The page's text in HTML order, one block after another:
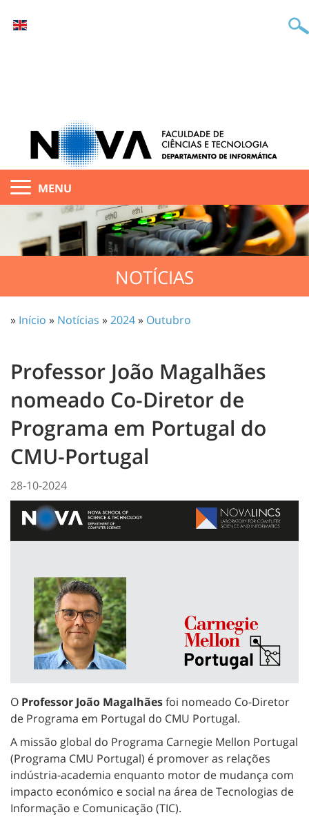
MENU
NOTÍCIAS
» Início » Notícias »2024» Outubro
Professor João Magalhães
nomeado Co-Diretor de
Programa em Portugal do
CMU-Portugal
28-10-2024
O Professor João Magalhãesfoi nomeado Co-Diretor
de Programa em Portugal do CMU Portugal.
A missão global do Programa Carnegie Mellon Portugal
(Programa CMU Portugal) é promover as relações
indústria-academia enquanto motor de mudança com
impacto económico e social na área de Tecnologias de
Informação e Comunicação (TIC).